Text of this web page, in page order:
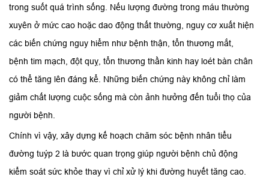
trong suốt quá trình sống. Nếu lượng đường trong máu thường
xuyên ở mức cao hoặc dao động thất thường, nguy cơ xuất hiện
các biến chứng nguy hiểm như bệnh thận, tổn thương mắt,
bệnh tim mạch, đột quỵ, tổn thương thần kinh hay loét bàn chân
có thể tăng lên đáng kể. Những biến chứng này không chỉ làm
giảm chất lượng cuộc sống mà còn ảnh hưởng đến tuổi thọ của
người bệnh.
Chính vì vậy, xây dựng kế hoạch chăm sóc bệnh nhân tiểu
đường tuýp 2 là bước quan trọng giúp người bệnh chủ động
kiểm soát sức khỏe thay vì chỉ xử lý khi đường huyết tăng cao.